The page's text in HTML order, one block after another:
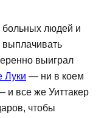
больных людей и
выплачивать
выиграл
Луки — ни в коем
и все же Уиттакер
чтобы